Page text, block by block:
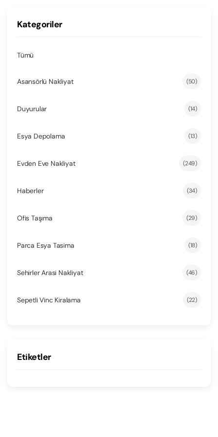
Kategoriler
Tümü
Asansörlü Nakliyat (50)
Duyurular (14)
Esya Depolama (13)
Evden Eve Nakliyat (249)
Haberler (34)
Ofis Taşıma (29)
Parca Esya Tasima (18)
Sehirler Arasi Nakliyat (46)
Sepetli Vinc Kiralama (22)
Etiketler